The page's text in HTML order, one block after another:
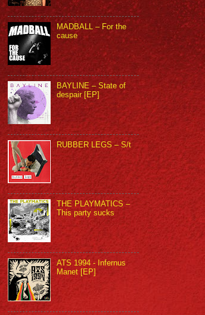
MADBALL – For the
cause
BAYLINE – State of
despair [EP]
RUBBER LEGS – S/t
THE PLAYMATICS –
This party sucks
ATS 1994 - Infernus
Manet [EP]